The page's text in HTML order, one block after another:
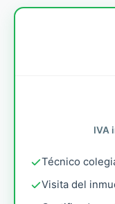
IVA
Técnico
Visita del